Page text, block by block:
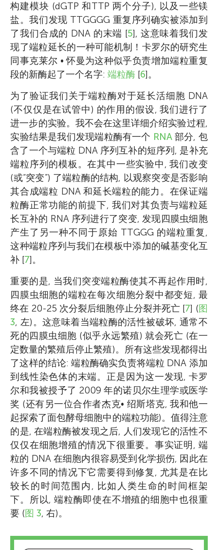
克本成为加州大学伯克利分校的分子生物学助
理教授, 在那里她继续研究四膜虫的端粒。
1985 年, 布莱克本教授和她的学生卡罗尔 • 格
雷德一起发现了负责将端粒末端添加到线性染
色体上的酶, 后来被命名为端粒酶。由于这些
发现, 布莱克本教授与卡罗尔 • 格莱德尔和另
一位端粒研究合作者杰克 • 绍斯塔克被授予
2009 年诺贝尔生理学或医学奖。1990 年, 布
莱克本教授离开伯克利, 在加州大学旧金山分
校担任教授, 继续研究端粒。她和心理学研究
员艾丽莎 • 伊帕尔一起研究了端粒和慢性压力
之间的关系。她们的第一项研究引出了一系列
将端粒长度与人类健康以各种方式联系起来的
研究。这项长期合作的记录于2017年发表在一
本名为《端粒效应: 活得更年轻、更健康、更
长寿的革命性方法》的科普书中。 在她的职
业生涯中, 布莱克本获得了许多奖项, 包括 NAS
分子生物学奖 (1990 年)、澳大利亚奖(1998
年)、哈维奖 (1999 年)、迪克森奖 (2000
年)、ASCB 公共服务奖 (2004 年)、欧莱雅联
合国教科文组织杰出女科学家奖 (2008 年)、
诺贝尔生理学或医学奖 (2009 年) 和 AIC 金奖
(2012 年)。 *Elizabeth.Blackburn@ucsf.edu
我热爱科学, 在学校学习物理、化学和生物
学。 但是, 我必须承认我对演戏也很有热情。
我喜欢画画, 空闲时间练习柔道。每当我和父
母出国时, 我总会兴高采烈, 因为我对新的文化
和风景充满好奇！ 我最喜欢那些喜剧、动作
和恐怖类的书籍, 最近我还喜欢上了漫画。我
十分喜欢审阅有趣的科学文章！
我叫 Amitoj, 现在读九年级。我在学校最喜欢
的科目是科学。 我在学校乐队演奏萨克斯, 喜
欢旅行、摄影、烹饪、尝试新的食物, 也喜欢
打篮球、读书和拼单词。等我长大后, 我想进
入医疗领域。
构建模块 (dGTP 和TTP 两个分子), 以及一些镁
盐。我们发现 TTGGGG 重复序列确实被添加到
了我们合成的 DNA 的末端 [5], 这意味着我们发
现了端粒延长的一种可能机制！卡罗尔的研究生
同事克莱尔 • 怀曼为这种似乎负责增加端粒重复
段的新酶起了一个名字:端粒酶 [6]。
为了验证我们关于端粒酶对于延长活细胞 DNA
(不仅仅是在试管中) 的作用的假设, 我们进行了
进一步的实验。我不会在这里详细介绍实验过程,
实验结果是我们发现端粒酶有一个 RNA部分, 包
含了一个与端粒 DNA 序列互补的短序列, 是补充
端粒序列的模板。在其中一些实验中, 我们改变
(或“突变”) 了端粒酶的结构, 以观察突变是否影响
其合成端粒 DNA 和延长端粒的能力。在保证端
粒酶正常功能的前提下, 我们对其负责与端粒延
长互补的 RNA 序列进行了突变, 发现四膜虫细胞
产生了另一种不同于原始 TTGGG 的端粒重复,
这种端粒序列与我们在模板中添加的碱基变化互
补 [7]。
重要的是, 当我们突变端粒酶使其不再起作用时,
四膜虫细胞的端粒在每次细胞分裂中都变短, 最
终在 20-25 次分裂后细胞停止分裂并死亡 [7] (图
3, 左)。这意味着当端粒酶的活性被破坏, 通常不
死的四膜虫细胞 (似乎永远繁殖) 就会死亡 (在一
定数量的繁殖后停止繁殖)。所有这些发现都得出
了这样的结论: 端粒酶确实负责将端粒 DNA 添加
到线性染色体的末端。正是因为这一发现, 卡罗
尔和我被授予了 2009 年的诺贝尔生理学或医学
奖 (还有另一位合作者杰克• 绍斯塔克, 我和他一
起探索了面包酵母细胞中的端粒功能)。值得注意
的是, 在端粒酶被发现之后, 人们发现它的活性不
仅仅在细胞增殖的情况下很重要。事实证明, 端
粒的 DNA 在细胞内很容易受到化学损伤, 因此在
许多不同的情况下它需要得到修复, 尤其是在比
较长的时间范围内, 比如人类生命的时间框架
下。所以, 端粒酶即使在不增殖的细胞中也很重
要 (图 3, 右)。